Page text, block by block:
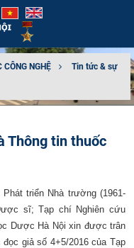
CÔNG NGHỆ
Tin tức & sự
Thông tin thuốc
triển Nhà trường (1961-
sĩ; Tạp chí Nghiên cứu
Dược Hà Nội xin được trân
giả số 4+5/2016 của Tạp